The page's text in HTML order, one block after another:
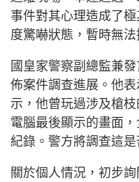
事件對其心理造成了
度驚嚇狀態，暫時無法
國皇家警察副總監兼
佈案件調查進展。他
示，他曾玩過涉及槍
電腦最後顯示的畫面
紀錄。警方將調查這
關於個人情況，初步